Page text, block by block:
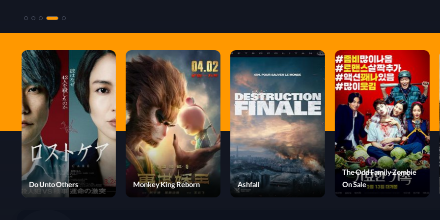
Ashfall
Monkey King Reborn
Do Unto Others
The Dragon Hunting
Well